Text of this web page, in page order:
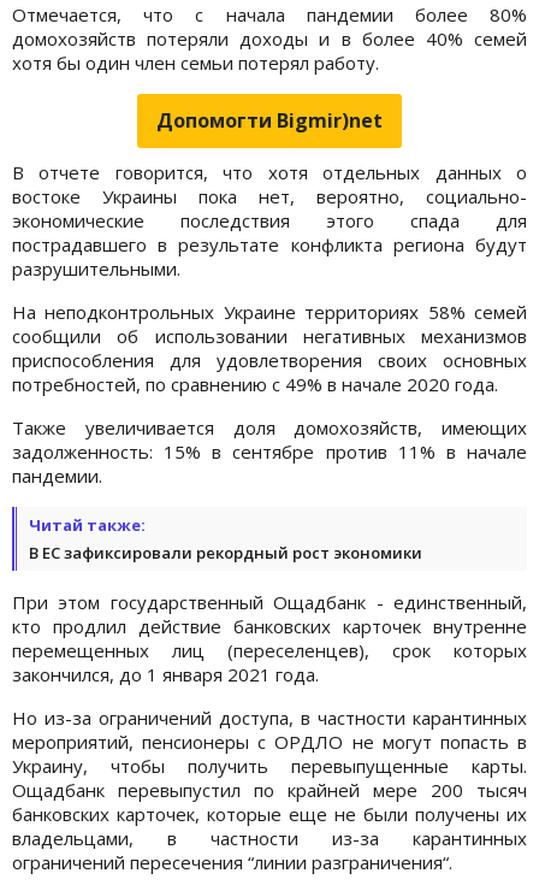
Отмечается, что с начала пандемии более 80%
домохозяйств потеряли доходы и в более 40% семей
хотя бы один член семьи потерял работу.
Допомогти Bigmir)net
В отчете говорится, что хотя отдельных данных о
востоке Украины пока нет, вероятно, социально-
экономические последствия этого спада для
пострадавшего в результате конфликта региона будут
разрушительными.
На неподконтрольных Украине территориях 58% семей
сообщили об использовании негативных механизмов
приспособления для удовлетворения своих основных
потребностей, по сравнению с 49% в начале 2020 года.
Также увеличивается доля домохозяйств, имеющих
задолженность: 15% в сентябре против 11% в начале
пандемии.
Читай также:
В ЕС зафиксировали рекордный рост экономики
При этом государственный Ощадбанк - единственный,
кто продлил действие банковских карточек внутренне
перемещенных лиц (переселенцев), срок которых
закончился, до 1 января 2021 года.
Но из-за ограничений доступа, в частности карантинных
мероприятий, пенсионеры с ОРДЛО не могут попасть в
Украину, чтобы получить перевыпущенные карты.
Ощадбанк перевыпустил по крайней мере 200 тысяч
банковских карточек, которые еще не были получены их
владельцами, в частности из-за карантинных
ограничений пересечения “линии разграничения“.